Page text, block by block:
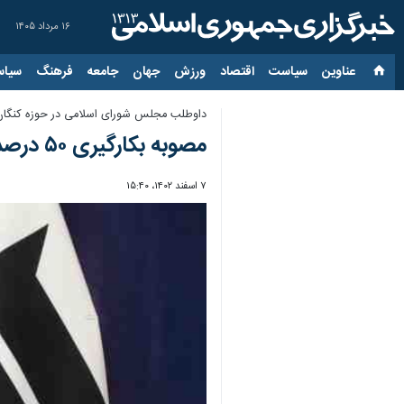
۱۶ مرداد ۱۴۰۵
عناوین‌ سیاست اقتصاد ورزش جهان جامعه فرهنگ
داوطلب مجلس شورای اسلامی در حوزه
مصوبه بکارگیری ۵۰ درصدی نیروهای بومی را قانون‌مند می‌کنم/ لزوم حمایت نفت از ورزش استان
۷ اسفند ۱۴۰۲، ۱۵:۴۰